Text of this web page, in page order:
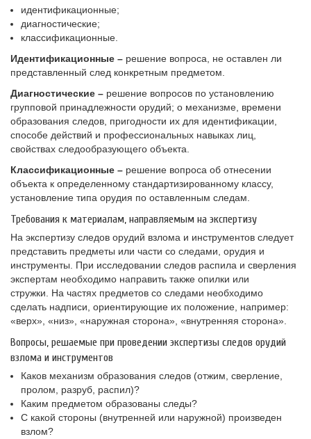
идентификационные;
диагностические;
классификационные.
Идентификационные – решение вопроса, не оставлен ли
представленный след конкретным предметом.
Диагностические – решение вопросов по установлению
групповой принадлежности орудий; о механизме, времени
образования следов, пригодности их для идентификации,
способе действий и профессиональных навыках лиц,
свойствах следообразующего объекта.
Классификационные – решение вопроса об отнесении
объекта к определенному стандартизированному классу,
установление типа орудия по оставленным следам.
Требования к материалам, направляемым на экспертизу
На экспертизу следов орудий взлома и инструментов следует
представить предметы или части со следами, орудия и
инструменты. При исследовании следов распила и сверления
экспертам необходимо направить также опилки или
стружки. На частях предметов со следами необходимо
сделать надписи, ориентирующие их положение, например:
«верх», «низ», «наружная сторона», «внутренняя сторона».
Вопросы, решаемые при проведении экспертизы следов орудий
взлома и инструментов
Каков механизм образования следов (отжим, сверление,
пролом, разруб, распил)?
Каким предметом образованы следы?
С какой стороны (внутренней или наружной) произведен
взлом?